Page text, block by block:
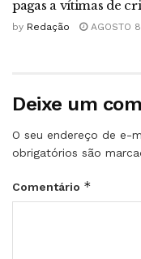
pagas a vítimas de
by Redação AGOSTO
Deixe um
O seu endereço de e-
obrigatórios são
Comentário *